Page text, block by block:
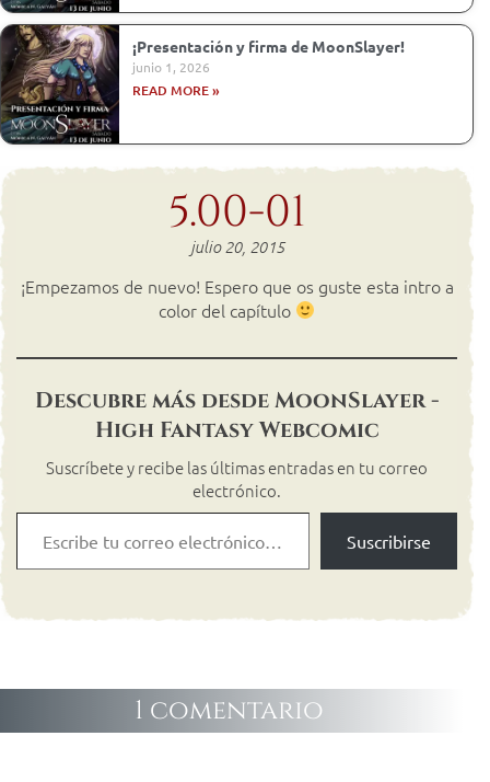
¡Presentación y firma de MoonSlayer!
junio 1, 2026
READ MORE »
5.00-01
julio 20, 2015
¡Empezamos de nuevo! Espero que os guste esta intro a
color del capítulo
Descubre más desde MoonSlayer -
High Fantasy Webcomic
Suscríbete y recibe las últimas entradas en tu correo
electrónico.
Suscribirse
1 comentario